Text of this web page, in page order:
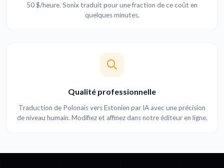
50 $/heure. Sonix traduit pour une fraction de ce coût en
quelques minutes.
Qualité professionnelle
Traduction de Polonais vers Estonien par IA avec une précision
de niveau humain. Modifiez et affinez dans notre éditeur en ligne.